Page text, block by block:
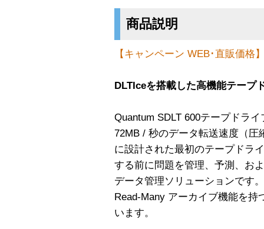
商品説明
【キャンペーン WEB･直販価格
DLTIceを搭載した高機能テープ
Quantum SDLT 600テープドラ
72MB / 秒のデータ転送速度（圧
に設計された最初のテープドラ
する前に問題を管理、予測、お
データ管理ソリューションです
Read-Many アーカイブ機能を持
います。